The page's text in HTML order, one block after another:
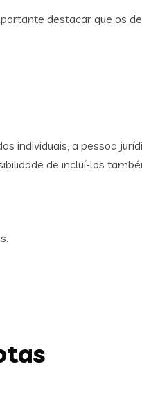
destacar que os
individuais, a pessoa
de incluí-los